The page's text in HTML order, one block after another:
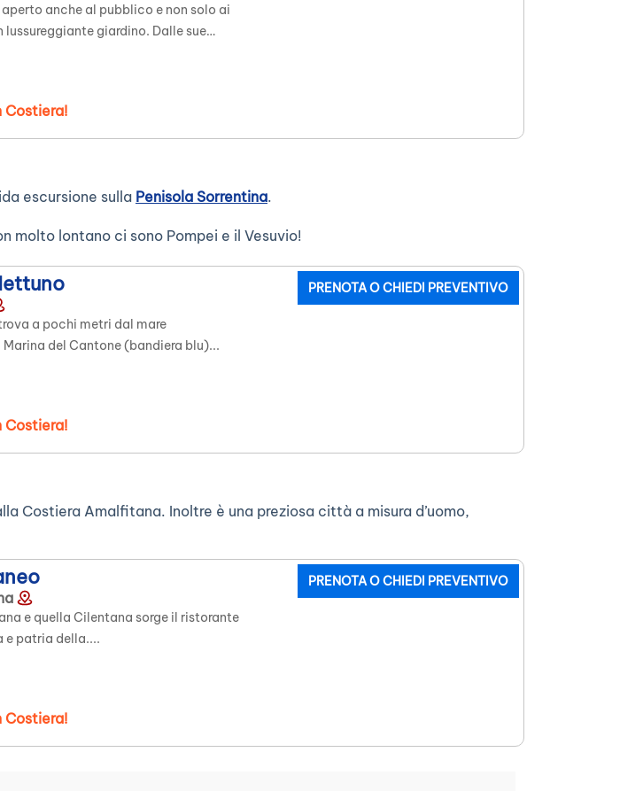
Costiera!
anche al pubblico e non solo ai
lussureggiante giardino. Dalle sue
escursione sulla Penisola Sorrentina.
lontano ci sono Pompei e il Vesuvio!
Costiera!
PRENOTA O CHIEDI PREVENTIVO
a pochi metri dal mare
del Cantone (bandiera blu)...
Costiera Amalfitana. Inoltre è una preziosa città a misura d’uomo,
Costiera!
PRENOTA O CHIEDI PREVENTIVO
e quella Cilentana sorge il ristorante
e patria della....